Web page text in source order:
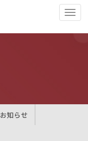
ナ
ビ
ゲ
切
お知らせ